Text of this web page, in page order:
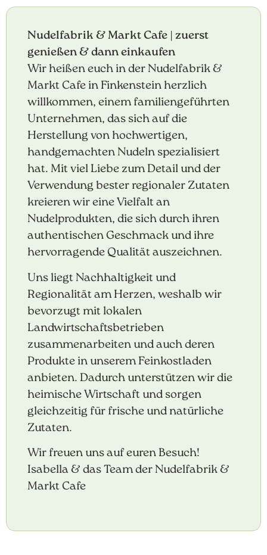
Management Platform&eRecht24
Nudelfabrik & Markt Cafe | zuerst
genießen & dann einkaufen
Wir heißen euch in der Nudelfabrik &
Markt Cafe in Finkenstein herzlich
willkommen, einem familiengeführten
Unternehmen, das sich auf die
Herstellung von hochwertigen,
handgemachten Nudeln spezialisiert
hat. Mit viel Liebe zum Detail und der
Verwendung bester regionaler Zutaten
kreieren wir eine Vielfalt an
Nudelprodukten, die sich durch ihren
authentischen Geschmack und ihre
hervorragende Qualität auszeichnen.
Uns liegt Nachhaltigkeit und
Regionalität am Herzen, weshalb wir
bevorzugt mit lokalen
Landwirtschaftsbetrieben
zusammenarbeiten und auch deren
Produkte in unserem Feinkostladen
anbieten. Dadurch unterstützen wir die
heimische Wirtschaft und sorgen
gleichzeitig für frische und natürliche
Zutaten.
Wir freuen uns auf euren Besuch!
Isabella & das Team der Nudelfabrik &
Markt Cafe